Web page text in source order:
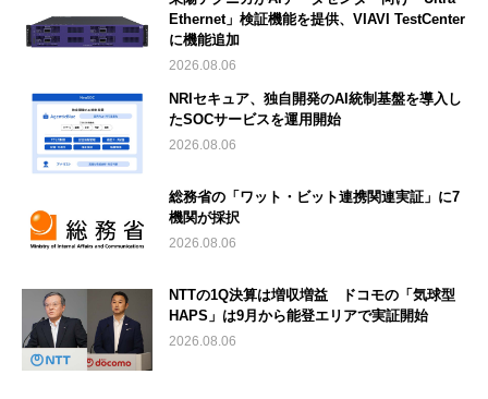
Ethernet」検証機能を提供、VIAVI TestCenter
に機能追加
2026.08.06
NRIセキュア、独自開発のAI統制基盤を導入し
たSOCサービスを運用開始
2026.08.06
総務省の「ワット・ビット連携関連実証」に7
機関が採択
2026.08.06
NTTの1Q決算は増収増益 ドコモの「気球型
HAPS」は9月から能登エリアで実証開始
2026.08.06